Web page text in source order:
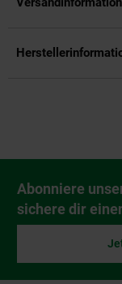
Newsletter
Abonniere
sichere dir